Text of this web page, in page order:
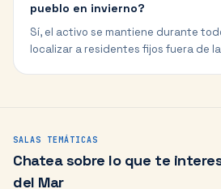
pueblo en invierno?
Sí, el activo se mantiene durante
localizar a residentes fijos fuera de
SALAS TEMÁTICAS
Chatea sobre lo que te
del Mar